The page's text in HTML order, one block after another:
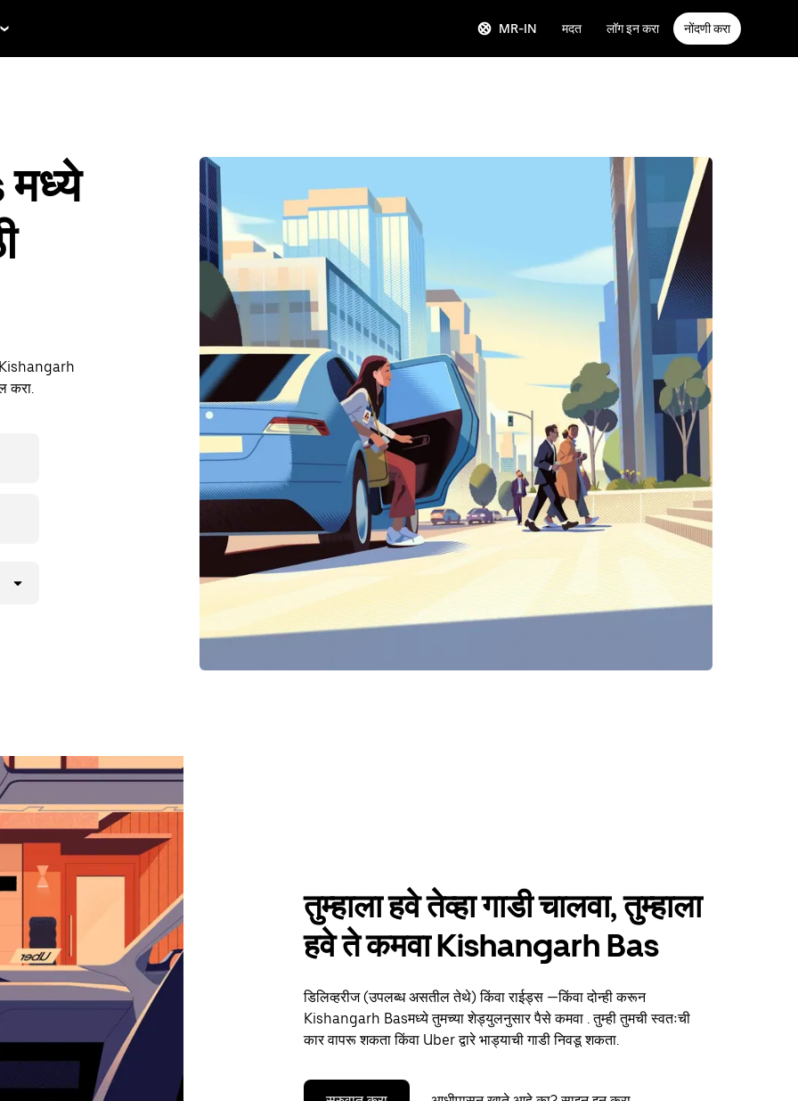
MR-IN मदत लॉग इन करा नोंदणी करा
Kishangarh
करा.
तुम्हाला हवे तेव्हा गाडी चालवा, तुम्हाला
हवे ते कमवा Kishangarh Bas
डिलिव्हरीज (उपलब्ध असतील तेथे) किंवा राईड्स —किंवा दोन्ही करून
Kishangarh Basमध्ये तुमच्या शेड्युलनुसार पैसे कमवा . तुम्ही तुमची स्वतःची
कार वापरू शकता किंवा Uber द्वारे भाड्याची गाडी निवडू शकता.